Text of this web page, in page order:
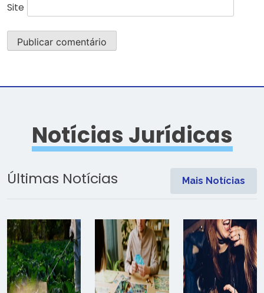
Site
Notícias Jurídicas
Últimas Notícias Mais Notícias